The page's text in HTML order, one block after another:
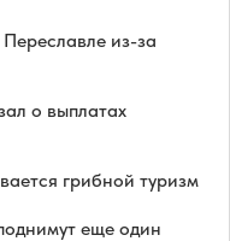
из-за
о выплатах
грибной туризм
еще один